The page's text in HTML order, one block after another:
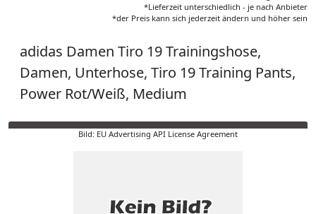
*Lieferzeit unterschiedlich - je nach Anbieter
*der Preis kann sich jederzeit ändern und höher sein
adidas Damen Tiro 19 Trainingshose,
Damen, Unterhose, Tiro 19 Training Pants,
Power Rot/Weiß, Medium
Bild: EU Advertising API License Agreement